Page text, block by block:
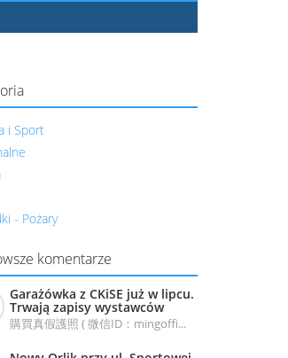
i Sport
- Pożary
komentarze
Garażówka z CKiSE już w lipcu.
Trwają zapisy wystawców
購買真假護照 ( 微信ID：mingoffi...